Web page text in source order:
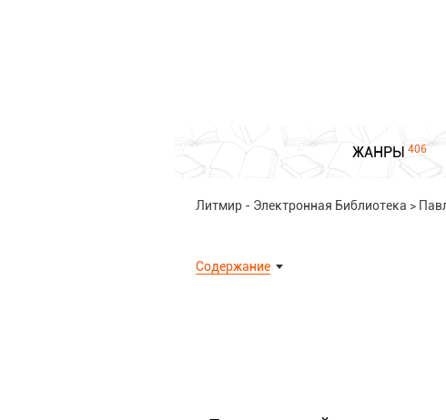
ЖАНРЫ 406
Литмир - Электронная Библиотека >
Содержание